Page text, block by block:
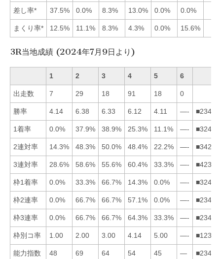
差し率* 37.5% 0.0% 8.3% 13.0% 0.0% 0.0%
まくり率* 12.5% 11.1% 8.3% 4.3% 0.0% 15.6%
3R当地成績 (2024年7月9日より)
1 2 3 4 5 6
出走数 7 29 18 91 18 0
勝率 4.14 6.38 6.33 6.12 4.11 —-
1着率 0.0% 37.9% 38.9% 25.3% 11.1% —-
2連対率 14.3% 48.3% 50.0% 48.4% 22.2% —-
3連対率 28.6% 58.6% 55.6% 60.4% 33.3% —-
枠1着率 0.0% 33.3% 66.7% 14.3% 0.0% —-
枠2連率 0.0% 66.7% 66.7% 57.1% 0.0% —-
枠3連率 0.0% 66.7% 66.7% 64.3% 33.3% —-
枠別コ率 1.00 2.00 3.00 4.14 5.00 —-
能力指数 48 69 64 54 45 —